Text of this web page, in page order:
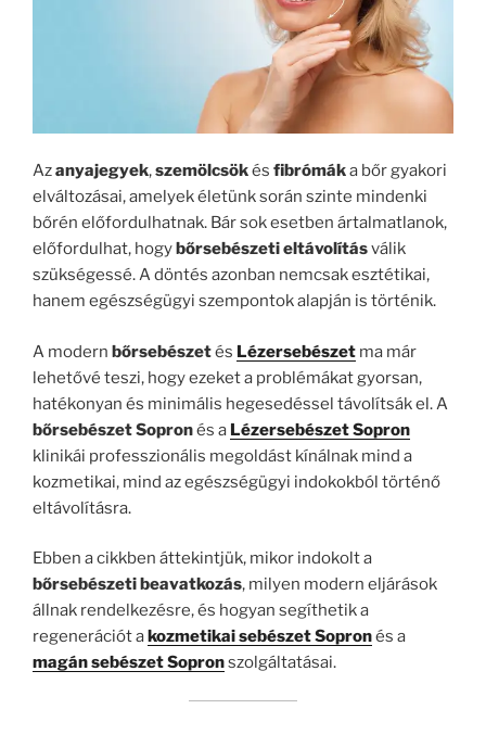
Azanyajegyek,szemölcsökés fibrómáka bőr gyakori
elváltozásai, amelyek életünk során szinte mindenki
bőrén előfordulhatnak. Bár sok esetben ártalmatlanok,
előfordulhat, hogy bőrsebészeti eltávolításválik
szükségessé. A döntés azonban nemcsak esztétikai,
hanem egészségügyi szempontok alapján is történik.
A modern bőrsebészetés Lézersebészet ma már
lehetővé teszi, hogy ezeket a problémákat gyorsan,
hatékonyan és minimális hegesedéssel távolítsák el. A
bőrsebészet Sopronés a Lézersebészet Sopron
klinikái professzionális megoldást kínálnak mind a
kozmetikai, mind az egészségügyi indokokból történő
eltávolításra.
Ebben a cikkben áttekintjük, mikor indokolt a
bőrsebészeti beavatkozás, milyen modern eljárások
állnak rendelkezésre, és hogyan segíthetik a
regenerációt a kozmetikai sebészet Sopronés a
magán sebészet Sopronszolgáltatásai.